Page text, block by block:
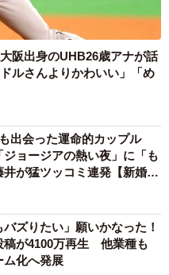
阪出身のUHB26歳アナが話
ルさんよりかわいい」「め
出会った運命的カップル
ョージアの熱い夜」に「も
井が猛ツッコミ連発【新婚さ
バズりたい」願いかなった！
稿が4100万再生 他業種も
ム化へ発展